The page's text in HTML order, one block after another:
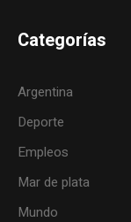
Categorías
Argentina
Deporte
Empleos
Mar de plata
Mundo